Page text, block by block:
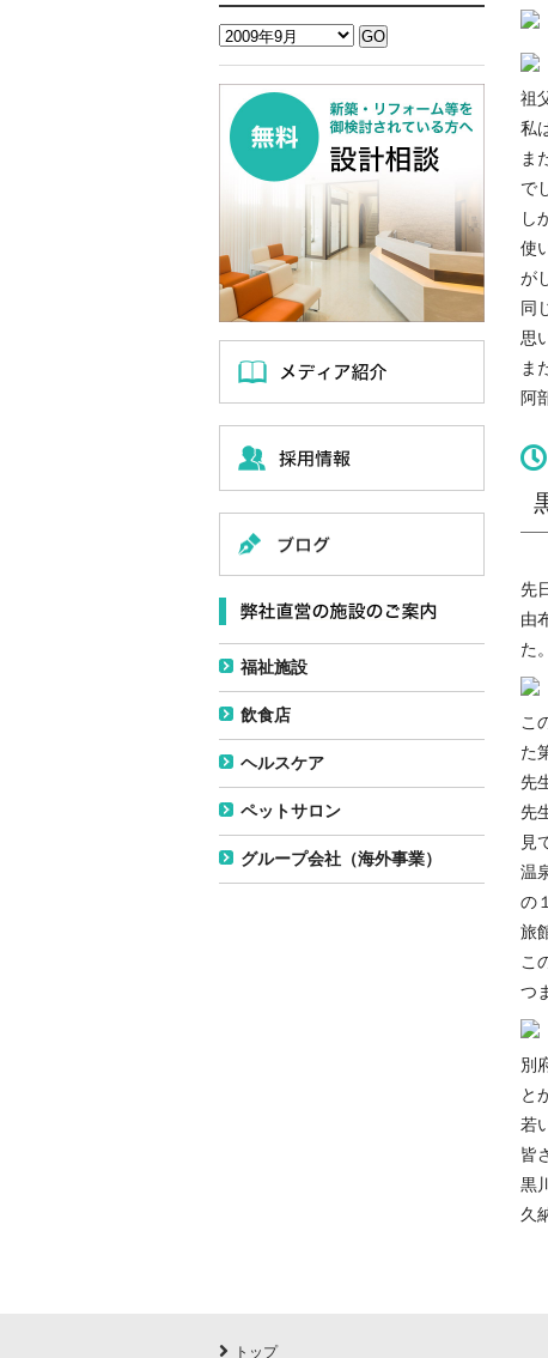
祖
私
ま
で
し
使
が
同
思
ま
阿
先
由
た。
こ
た
先
先
見
温
の
旅
こ
つ
別
と
若
皆
黒
久
福祉施設
飲食店
ヘルスケア
ペットサロン
グループ会社（海外事業）
トップ